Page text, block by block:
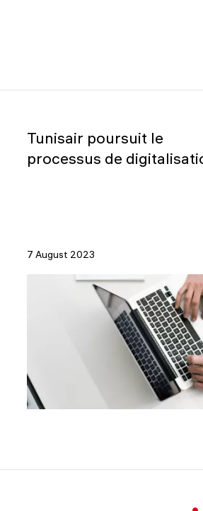
Tunisair poursuit le
processus de
7 August 2023